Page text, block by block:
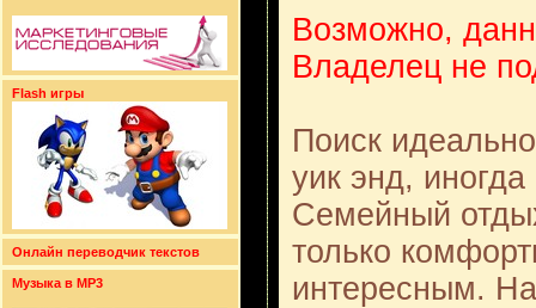
Flash игры
Онлайн переводчик текстов
Музыка в MP3
Возможно,
Владелец не
Поиск
уик энд,
Семейный
только
интересным.